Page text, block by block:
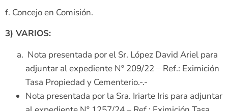
f. Concejo en Comisión.
3) VARIOS:
Nota presentada por el Sr. López David Ariel para
adjuntar al expediente Nº 209/22 – Ref.: Eximición
Tasa Propiedad y Cementerio.-.-
Nota presentada por la Sra. Iriarte Iris para adjuntar